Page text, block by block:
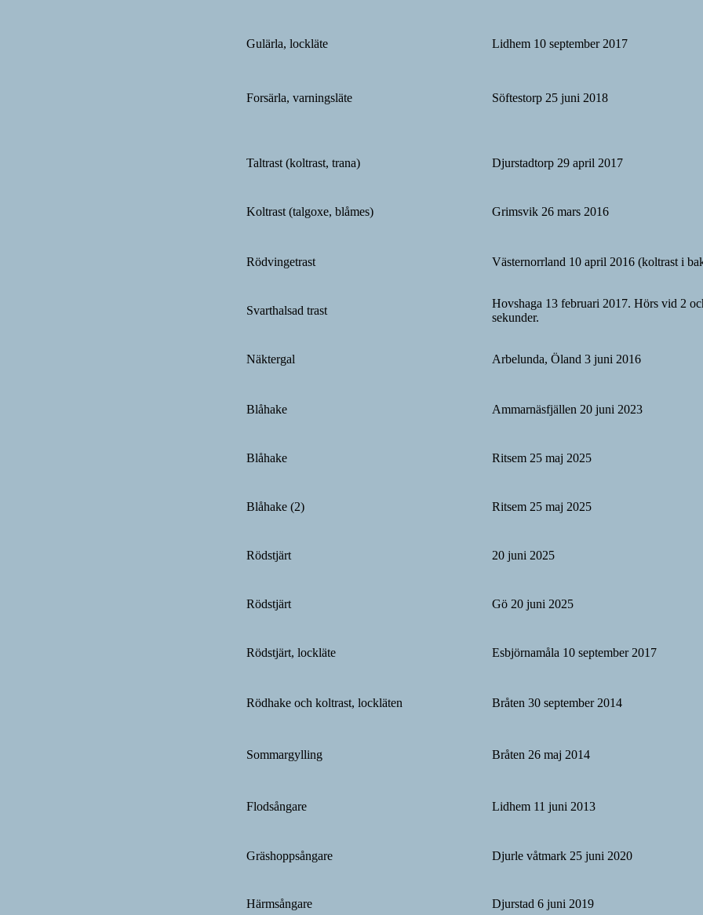
Gulärla, lockläte Lidhem 10 september 2017
Forsärla, varningsläte Söftestorp 25 juni 2018
Taltrast (koltrast, trana) Djurstadtorp 29 april 2017
Koltrast (talgoxe, blåmes) Grimsvik 26 mars 2016
Rödvingetrast Västernorrland 10 april 2016 (koltrast i
Svarthalsad trast
Hovshaga 13 februari 2017. Hörs vid 2
sekunder.
Näktergal Arbelunda, Öland 3 juni 2016
Blåhake Ammarnäsfjällen 20 juni 2023
Blåhake Ritsem 25 maj 2025
Blåhake (2) Ritsem 25 maj 2025
Rödstjärt 20 juni 2025
Rödstjärt Gö 20 juni 2025
Rödstjärt, lockläte Esbjörnamåla 10 september 2017
Rödhake och koltrast, lockläten Bråten 30 september 2014
Sommargylling Bråten 26 maj 2014
Flodsångare Lidhem 11 juni 2013
Gräshoppsångare Djurle våtmark 25 juni 2020
Härmsångare Djurstad 6 juni 2019